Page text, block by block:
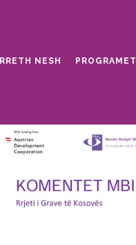
RRETH NESH PROGRAMET